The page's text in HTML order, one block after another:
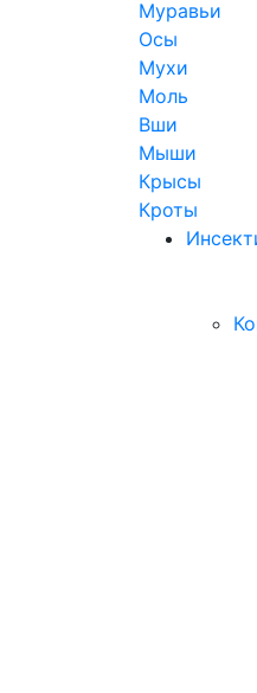
Муравьи
Осы
Мухи
Моль
Вши
Мыши
Крысы
Кроты